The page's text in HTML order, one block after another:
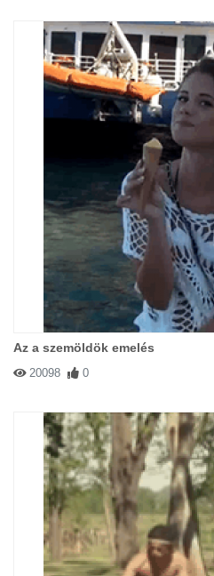
Az a szemöldök emelés
20098 0